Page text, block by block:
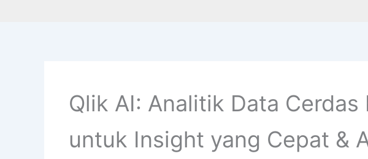
Qlik AI: Analitik Data Cerdas
untuk Insight yang Cepat &